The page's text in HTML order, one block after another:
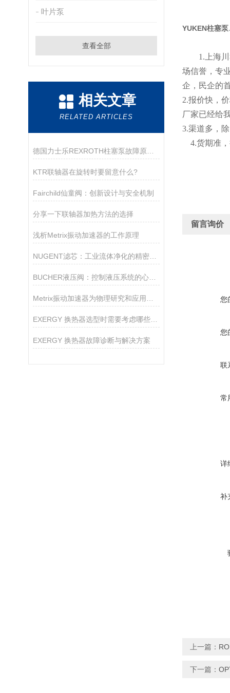
叶片泵
查看全部
相关文章
RELATED ARTICLES
德国力士乐REXROTH柱塞泵故障原因及解决办法
KTR联轴器在旋转时要留意什么?
Fairchild仙童阀：创新设计与安全机制
分享一下联轴器加热方法的选择
浅析Metrix振动加速器的工作原理
NUGENT滤芯：工业流体净化的精密守护者
BUCHER液压阀：控制液压系统的心脏！
EXERGY 换热器选型时需要考虑哪些因素？
EXERGY 换热器故障诊断与解决方案
YUKEN柱塞
1. 上海
场信誉，专
企，民企的
2.报价快，
厂家已经给
3.渠道多，
4.货期准
留言询价
您
您
联
常
详
补
上一篇：
下一篇：